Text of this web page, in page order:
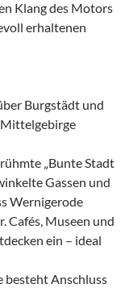
Klang des Motors
erhaltenen
Burgstädt und
„Bunte Stadt
Gassen und
Wernigerode
Cafés, Museen und
ein – ideal
besteht Anschluss